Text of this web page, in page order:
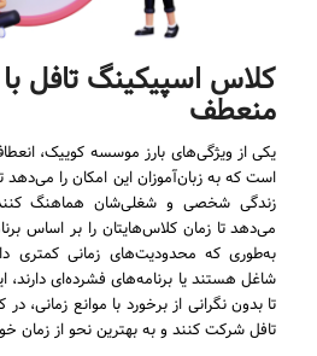
کلاس اسپیکینگ تافل
منعطف
یکی از ویژگی‌های بارز موسسه کوییک،
است که به زبان‌آموزان این امکان را می‌دهد
زندگی شخصی و شغلی‌شان هماهنگ
می‌دهد تا زمان کلاس‌هایتان را بر اساس
به‌طوری که محدودیت‌های زمانی کمتری
شاغل هستند یا برنامه‌های فشرده‌ای
تا بدون نگرانی از برخورد با موانع
تافل شرکت کنند و به بهترین نحو از زمان